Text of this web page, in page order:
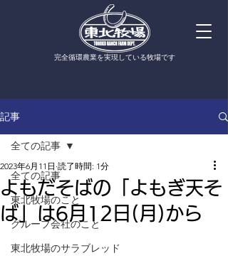
​完全循環農業を実現している牧場です
記事
全ての記事
東北牧場のこと
グループ会社のこと
東北牧場のサラブレッド
全ての記事
よもだそばの「よもぎ天そ
ば」は6月12日(月)から
2023年6月11日 読了時間: 1分